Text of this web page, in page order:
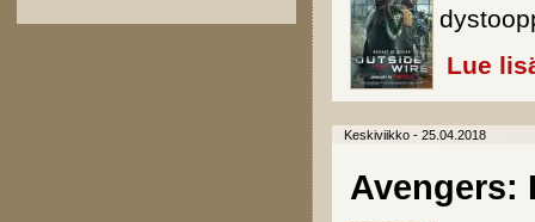
Lue
Keskiviikko - 25.04.2018
Avengers: